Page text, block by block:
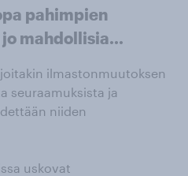
pahimpien
mahdollisia...
ilmastonmuutoksen
seuraamuksista ja
niiden
uskovat